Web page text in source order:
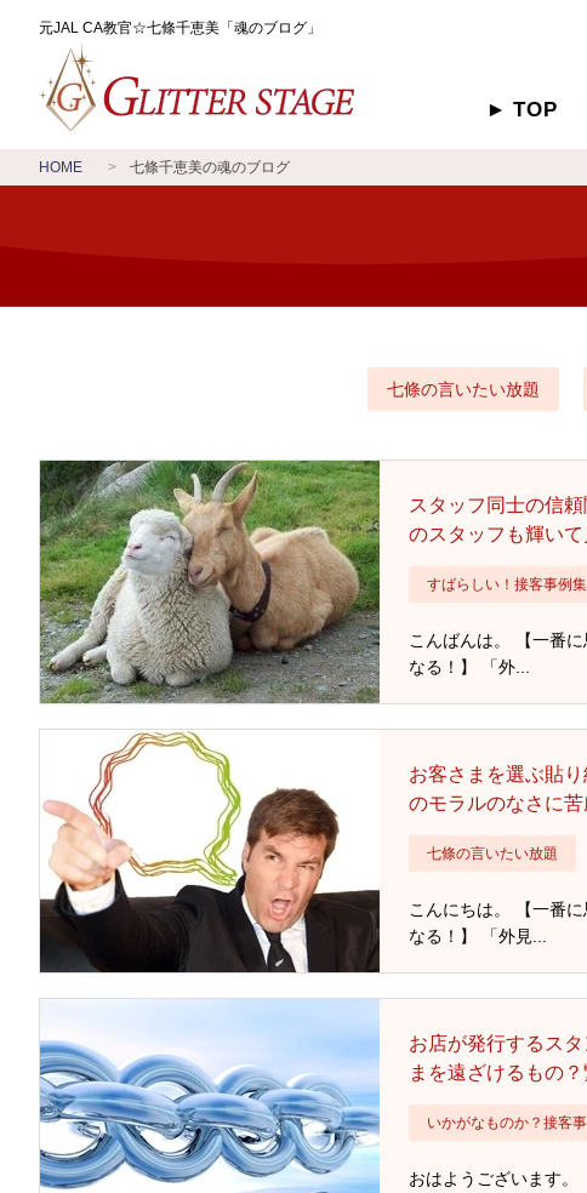
元JAL CA教官☆七條千恵美「魂のブログ」
TOP
HOME 七條千恵美の魂のブログ
七條の言いたい放題
スタッフ同士の信
のスタッフも輝いて
すばらしい！接客事例集
こんばんは。 【一番
なる！】 「外...
お客さまを選ぶ貼
のモラルのなさに
七條の言いたい放題
こんにちは。 【一番
なる！】 「外見...
お店が発行するス
まを遠ざけるもの？
いかがなものか？接客
おはようございます。